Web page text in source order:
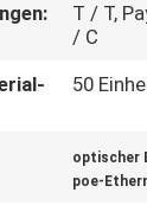
T / T,
/ C
50
optischer
poe-